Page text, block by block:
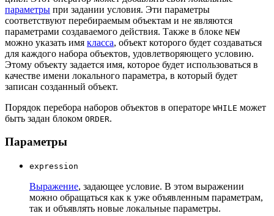
параметры при задании условия. Эти параметры
соответствуют перебираемым объектам и не являются
параметрами создаваемого действия. Также в блоке NEW
можно указать имя класса, объект которого будет создаваться
для каждого набора объектов, удовлетворяющего условию.
Этому объекту задается имя, которое будет использоваться в
качестве имени локального параметра, в который будет
записан созданный объект.
Порядок перебора наборов объектов в операторе WHILE может
быть задан блоком ORDER.
Параметры
expression
Выражение, задающее условие. В этом выражении
можно обращаться как к уже объявленным параметрам,
так и объявлять новые локальные параметры.